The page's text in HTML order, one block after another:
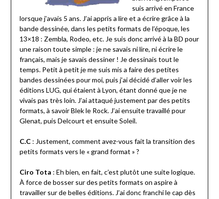
suis arrivé en France
lorsque j’avais 5 ans. J’ai appris a lire et a écrire grâce à la
bande dessinée, dans les petits formats de l’époque, les
13×18 : Zembla, Rodeo, etc. Je suis donc arrivé à la BD pour
une raison toute simple : je ne savais ni lire, ni écrire le
français, mais je savais dessiner ! Je dessinais tout le
temps. Petit à petit je me suis mis a faire des petites
bandes dessinées pour moi, puis j’ai décidé d’aller voir les
éditions LUG, qui étaient à Lyon, étant donné que je ne
vivais pas très loin. J’ai attaqué justement par des petits
formats, à savoir Blek le Rock. J’ai ensuite travaillé pour
Glenat, puis Delcourt et ensuite Soleil.
C.C : Justement, comment avez-vous fait la transition des
petits formats vers le « grand format » ?
Ciro Tota : Eh bien, en fait, c’est plutôt une suite logique.
À force de bosser sur des petits formats on aspire à
travailler sur de belles éditions. J’ai donc franchi le cap dès